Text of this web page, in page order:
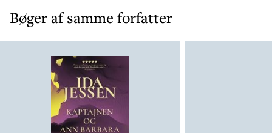
Bøger af samme forfatter